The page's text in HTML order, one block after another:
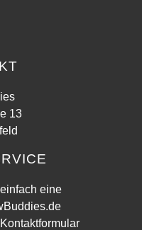
13
eine
Kontaktformular